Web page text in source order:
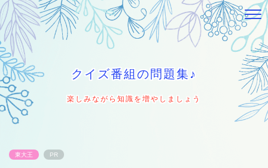
クイズ番組の問題集♪
楽しみながら知識を増やしましょう
東大王 PR